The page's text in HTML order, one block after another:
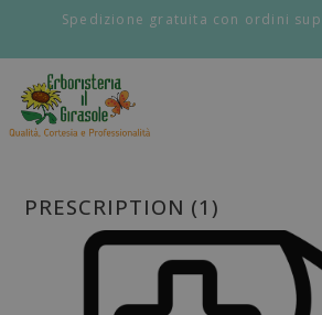
Spedizione gratuita con ordini
PRESCRIPTION (1)